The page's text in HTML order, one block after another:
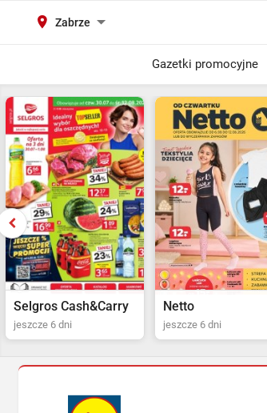
Zabrze
Gazetki promocyjne
Selgros Cash&Carry
jeszcze 6 dni
Netto
jeszcze 6 dni